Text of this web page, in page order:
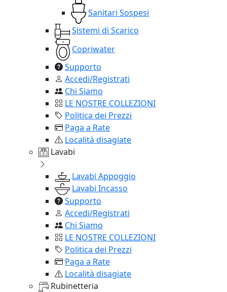
Sanitari Sospesi
Sistemi di Scarico
Copriwater
Supporto
Accedi/Registrati
Chi Siamo
LE NOSTRE COLLEZIONI
Politica dei Prezzi
Paga a Rate
Località disagiate
Lavabi
Lavabi Appoggio
Lavabi Incasso
Supporto
Accedi/Registrati
Chi Siamo
LE NOSTRE COLLEZIONI
Politica dei Prezzi
Paga a Rate
Località disagiate
Rubinetteria